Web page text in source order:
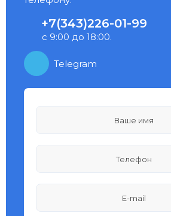
+7(343)226-01-99
с 9:00 до 18:00.
Telegram